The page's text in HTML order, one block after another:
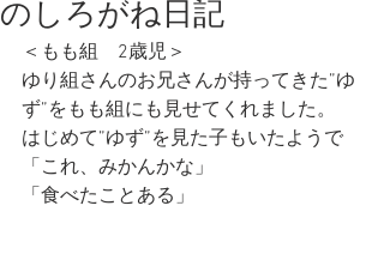
のしろがね日記
＜もも組　2歳児＞
ゆり組さんのお兄さんが持ってきた”ゆ
ず”をもも組にも見せてくれました。
はじめて”ゆず”を見た子もいたようで
「これ、みかんかな」
「食べたことある」